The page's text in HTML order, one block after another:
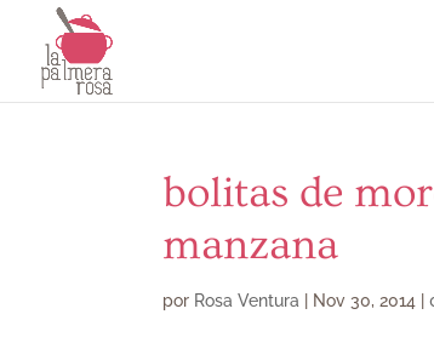
bolitas de
manzana
por Rosa Ventura Nov 30, 2014 |